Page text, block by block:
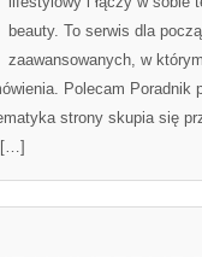
beauty. To serwis dla
zaawansowanych, w
Polecam
strony skupia się
[…]